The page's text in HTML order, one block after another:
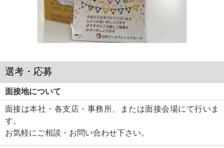
選考・応募
面接地について
面接は本社・各支店・事務所、または面接会場にて行いま
す。
お気軽にご相談・お問い合わせ下さい。